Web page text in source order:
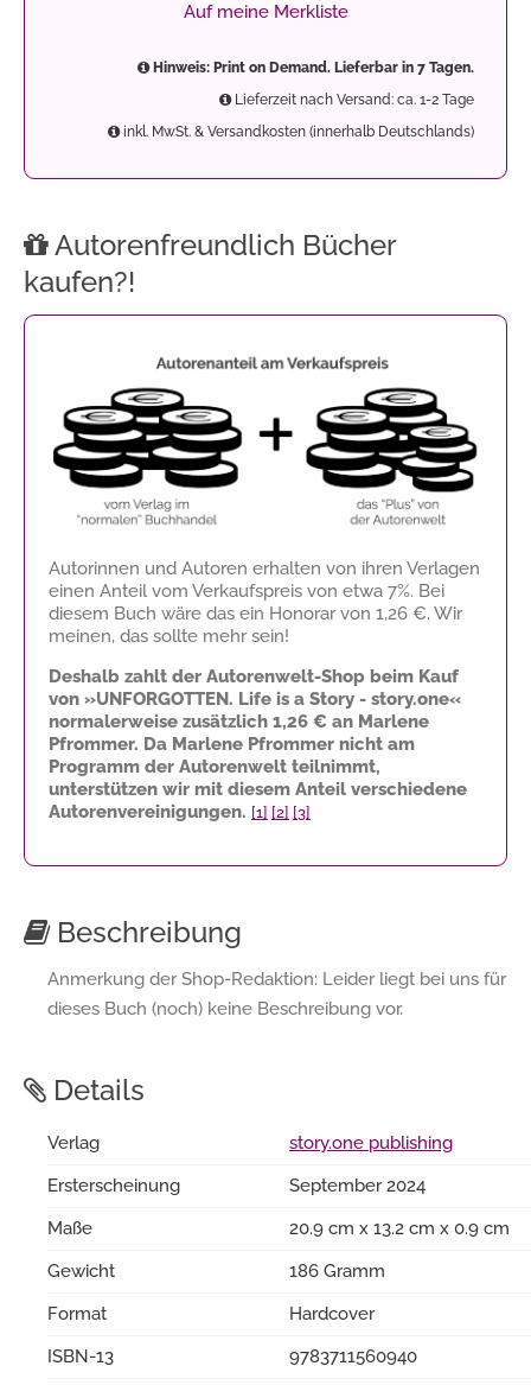
Auf meine Merkliste
Hinweis: Print on Demand. Lieferbar in 7 Tagen.
Lieferzeit nach Versand: ca. 1-2 Tage
inkl. MwSt. & Versandkosten (innerhalb Deutschlands)
Autorenfreundlich Bücher
kaufen?!
Autorinnen und Autoren erhalten von ihren Verlagen
einen Anteil vom Verkaufspreis von etwa 7%. Bei
diesem Buch wäre das ein Honorar von 1,26 €. Wir
meinen, das sollte mehr sein!
Deshalb zahlt der Autorenwelt-Shop beim Kauf
von »UNFORGOTTEN. Life is a Story - story.one«
normalerweise zusätzlich 1,26 € an Marlene
Pfrommer. Da Marlene Pfrommer nicht am
Programm der Autorenwelt teilnimmt,
unterstützen wir mit diesem Anteil verschiedene
Autorenvereinigungen. [1] [2] [3]
Beschreibung
Anmerkung der Shop-Redaktion: Leider liegt bei uns für
dieses Buch (noch) keine Beschreibung vor.
Details
Verlag
story.one publishing
Ersterscheinung
September 2024
Maße
20.9 cm x 13.2 cm x 0.9 cm
Gewicht
186 Gramm
Format
Hardcover
ISBN-13
9783711560940